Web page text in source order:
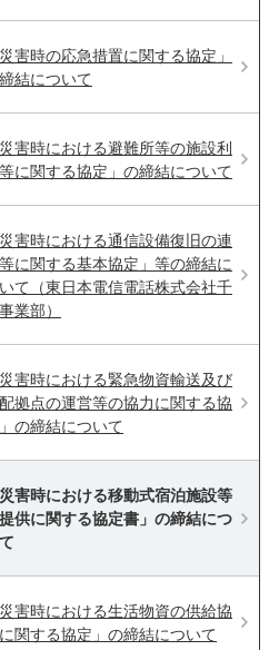
災害時の応急措置に関する協定」
結について
災害時における避難所等の施設利
に関する協定」の締結について
災害時における通信設備復旧の連
に関する基本協定」等の締結に
て（東日本電信電話株式会社千
業部）
災害時における緊急物資輸送及び
拠点の運営等の協力に関する協
の締結について
災害時における移動式宿泊施設等
供に関する協定書」の締結につ
災害時における生活物資の供給協
関する協定」の締結について